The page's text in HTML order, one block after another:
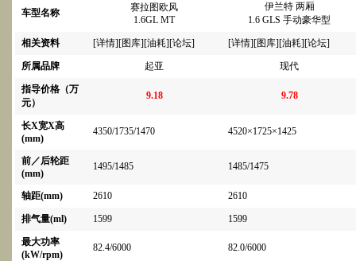
车型名称
赛拉图欧风
1.6GL MT
伊兰特 两厢
1.6 GLS 手动豪华型
相关资料 [详情][图库][油耗][论坛] [详情][图库][油耗][论坛]
所属品牌 起亚 现代
指导价格（万
元）
9.18 9.78
长X宽X高
(mm)
4350/1735/1470 4520×1725×1425
前／后轮距
(mm)
1495/1485 1485/1475
轴距(mm) 2610 2610
排气量(ml) 1599 1599
最大功率
(kW/rpm)
82.4/6000 82.0/6000